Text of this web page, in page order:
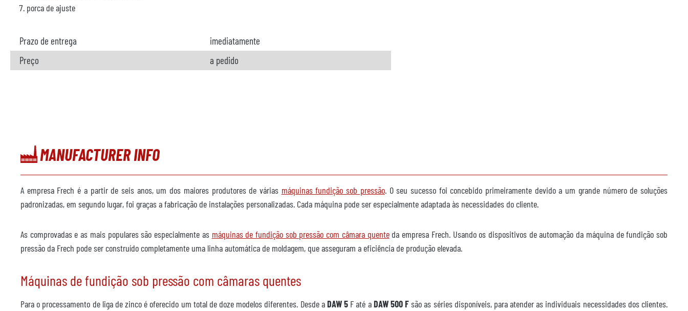
porca de ajuste
Prazo de entrega
imediatamente
Preço
a pedido
MANUFACTURER INFO
A empresa Frech é a partir de seis anos, um dos maiores produtores de várias máquinas fundição sob pressão. O seu sucesso foi concebido primeiramente devido a um grande número de soluções
padronizadas, em segundo lugar, foi graças a fabricação de instalações personalizadas. Cada máquina pode ser especialmente adaptada às necessidades do cliente.
As comprovadas e as mais populares são especialmente as máquinas de fundição sob pressão com câmara quenteda empresa Frech. Usando os dispositivos de automação da máquina de fundição sob
pressão da Frech pode ser construído completamente uma linha automática de moldagem, que asseguram a eficiência de produção elevada.
Máquinas de fundição sob pressão com câmaras quentes
Para o processamento de liga de zinco é oferecido um total de doze modelos diferentes. Desde aDAW 5 F até aDAW 500 Fsão as séries disponíveis, para atender as individuais necessidades dos clientes.